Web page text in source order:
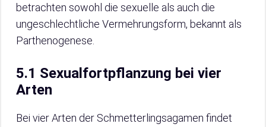
betrachten sowohl die sexuelle als auch die
ungeschlechtliche Vermehrungsform, bekannt als
Parthenogenese.
5.1 Sexualfortpflanzung bei vier
Arten
Bei vier Arten der Schmetterlingsagamen findet